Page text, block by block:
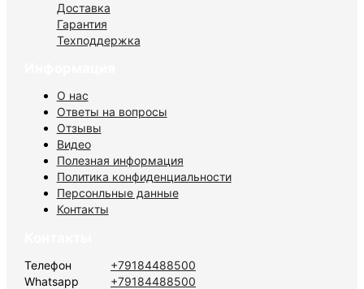
Доставка
Гарантия
Техподдержка
О нас
Ответы на вопросы
Отзывы
Видео
Полезная информация
Политика конфиденциальности
Персонльные данные
Контакты
Телефон
+79184488500
Whatsapp
+79184488500